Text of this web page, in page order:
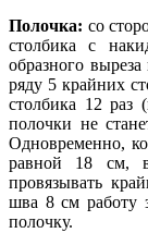
Полочка: со
столбика с
образного
ряду 5 крайних
столбика 12
полочки не
Одновременно,
равной 18 см,
провязывать
шва 8 см работу
полочку.